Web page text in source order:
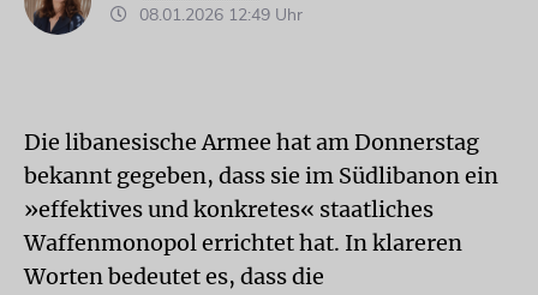
08.01.2026 12:49 Uhr
Die libanesische Armee hat am Donnerstag
bekannt gegeben, dass sie im Südlibanon ein
»effektives und konkretes« staatliches
Waffenmonopol errichtet hat. In klareren
Worten bedeutet es, dass die